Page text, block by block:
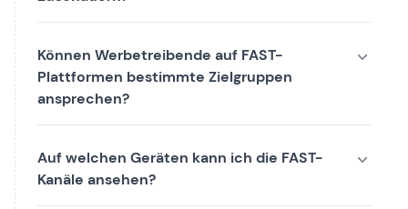
Können Werbetreibende auf FAST-
Plattformen bestimmte Zielgruppen
ansprechen?
Auf welchen Geräten kann ich die FAST-
Kanäle ansehen?